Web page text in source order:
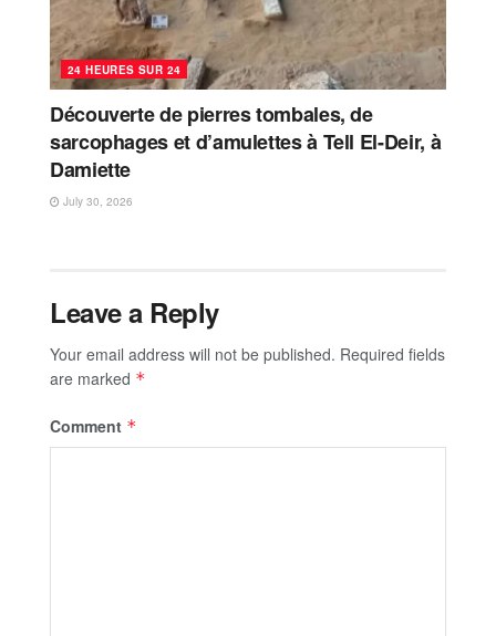
24 HEURES SUR 24
Découverte de pierres tombales, de
sarcophages et d’amulettes à Tell El-Deir, à
Damiette
July 30, 2026
Leave a Reply
Your email address will not be published. Required fields
are marked *
Comment *